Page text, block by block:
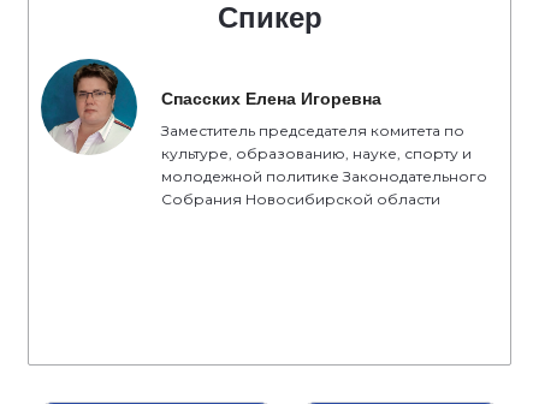
Спикер
Спасских Елена Игоревна
Заместитель председателя комитета по
культуре, образованию, науке, спорту и
молодежной политике Законодательного
Собрания Новосибирской области